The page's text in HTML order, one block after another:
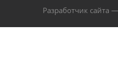
Разработчик сайта —